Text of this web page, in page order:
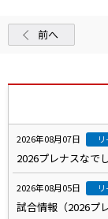
前へ
2026年08月07日
2026プレナスなで
2026年08月05日
試合情報（2026プ